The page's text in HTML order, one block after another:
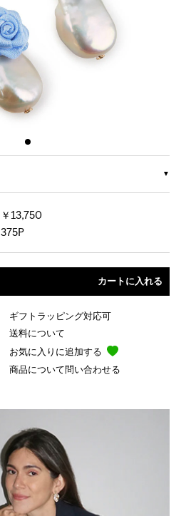
￥13,750
375P
ギフトラッピング対応可
送料について
お気に入りに追加する
商品について問い合わせる